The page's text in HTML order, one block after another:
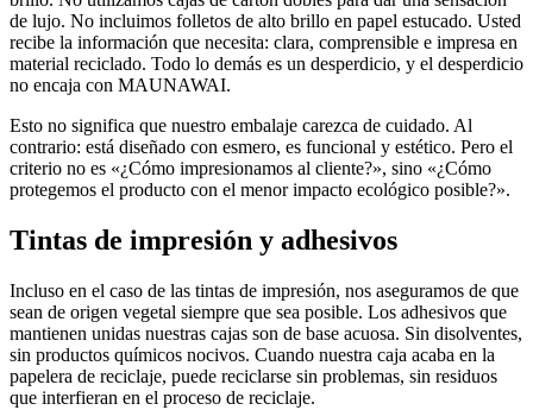
de lujo. No incluimos folletos de alto brillo en papel estucado. Usted
recibe la información que necesita: clara, comprensible e impresa en
material reciclado. Todo lo demás es un desperdicio, y el desperdicio
no encaja con MAUNAWAI.
Esto no significa que nuestro embalaje carezca de cuidado. Al
contrario: está diseñado con esmero, es funcional y estético. Pero el
criterio no es «¿Cómo impresionamos al cliente?», sino «¿Cómo
protegemos el producto con el menor impacto ecológico posible?».
Tintas de impresión y adhesivos
Incluso en el caso de las tintas de impresión, nos aseguramos de que
sean de origen vegetal siempre que sea posible. Los adhesivos que
mantienen unidas nuestras cajas son de base acuosa. Sin disolventes,
sin productos químicos nocivos. Cuando nuestra caja acaba en la
papelera de reciclaje, puede reciclarse sin problemas, sin residuos
que interfieran en el proceso de reciclaje.